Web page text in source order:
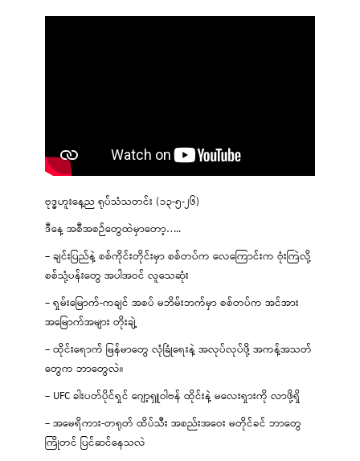
ဗုဒ္ဓဟူးနေ့ည ရုပ်သံသတင်း (၁၃-၅-၂၆)
ဒီနေ့ အစီအစဉ်တွေထဲမှာတော့…..
– ချင်းပြည်နဲ့ စစ်ကိုင်းတိုင်းမှာ စစ်တပ်က လေကြောင်းက ဗုံးကြဲလို့
စစ်သုံ့ပန်းတွေ အပါအဝင် လူသေဆုံး
– ရှမ်းမြောက်-ကချင် အစပ် မဘိမ်းဘက်မှာ စစ်တပ်က အင်အား
အမြောက်အများ တိုးချဲ့
– ထိုင်းရောက် မြန်မာတွေ လုံခြုံရေးနဲ့ အလုပ်လုပ်ဖို့ အကန့်အသတ်
တွေက ဘာတွေလဲ။
– UFC ခါးပတ်ပိုင်ရှင် ဂျော့ရှူဝါဗန် ထိုင်းနဲ့ မလေးရှားကို လာဖို့ရှိ
– အမေရိကား-တရုတ် ထိပ်သီး အစည်းအဝေး မတိုင်ခင် ဘာတွေ
ကြိုတင် ပြင်ဆင်နေသလဲ